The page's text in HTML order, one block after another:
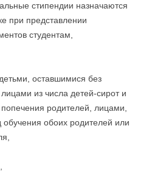
стипендии назначаются
при представлении
студентам,
оставшимися без
из числа детей-сирот и
родителей, лицами,
обоих родителей или